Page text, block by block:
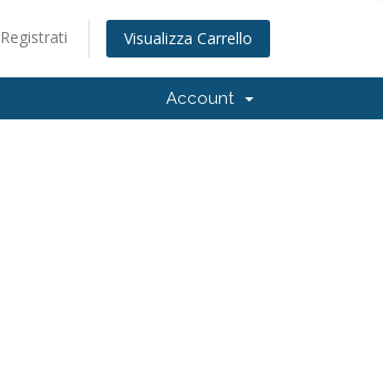
Registrati Visualizza Carrello
Account